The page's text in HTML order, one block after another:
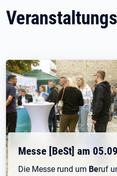
Messe [BeSt] am
Die Messe rund um Beruf